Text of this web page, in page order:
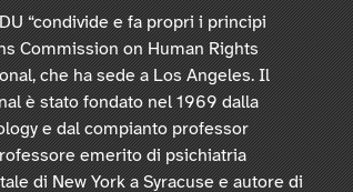
“condivide e fa propri i principi
Commission on Human Rights
che ha sede a Los Angeles. Il
è stato fondato nel 1969 dalla
e dal compianto professor
emerito di psichiatria
di New York a Syracuse e autore di